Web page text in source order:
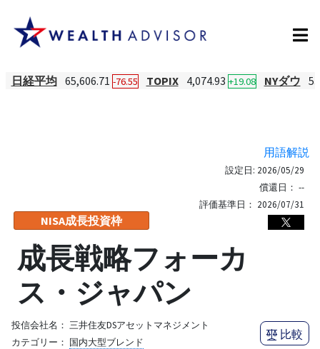
日経平均 65,606.71 -76.55 TOPIX 4,074.93 +19.08 NYダウ
用語解説
NISA成長投資枠
設定日: 2026/05/29
償還日： --
評価基準日： 2026/07/31
成長戦略フォーカ
ス・ジャパン
投信会社名： 三井住友DSアセットマネジメント
カテゴリー： 国内大型ブレンド
比較